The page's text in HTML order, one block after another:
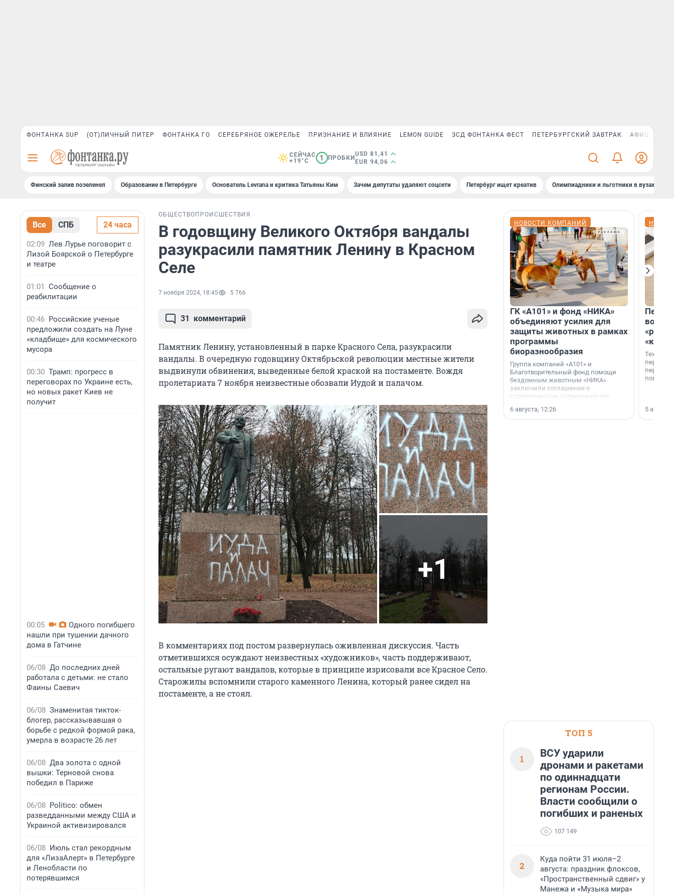
ФОНТАНКА SUP (ОТ)ЛИЧНЫЙ ПИТЕР ФОНТАНКА ГО СЕРЕБРЯНОЕ ОЖЕРЕЛЬЕ ПРИЗНАНИЕ И ВЛИЯНИЕ LEMON GUIDE ЗСД ФОНТАНКА ФЕСТ ПЕТЕРБУРГСКИЙ ЗАВТРАК АФИША PLUS
СЕЙЧАС
+19°C
1 ПРОБКИ
USD 81,41
EUR 94,06
Финский залив позеленел Образование в Петербурге Основатель Levrana и критика Татьяны Ким Зачем депутаты удаляют соцсети Петербург ищет креатив Олимпиадники и льготники в вузах СПб
Все СПБ 24 часа
02:09 Лев Лурье поговорит с
Лизой Боярской о Петербурге
и театре
01:01 Сообщение о
реабилитации
00:46 Российские ученые
предложили создать на Луне
«кладбище» для космического
мусора
00:30 Трамп: прогресс в
переговорах по Украине есть,
но новых ракет Киев не
получит
00:05
Одного погибшего
нашли при тушении дачного
дома в Гатчине
06/08 До последних дней
работала с детьми: не стало
Фаины Саевич
06/08 Знаменитая тикток-
блогер, рассказывавшая о
борьбе с редкой формой рака,
умерла в возрасте 26 лет
06/08 Два золота с одной
вышки: Терновой снова
победил в Париже
06/08 Politico: обмен
разведданными между США и
Украиной активизировался
06/08 Июль стал рекордным
для «ЛизаАлерт» в Петербурге
и Ленобласти по
потерявшимся
ОБЩЕСТВО ПРОИСШЕСТВИЯ
В годовщину Великого Октября вандалы
разукрасили памятник Ленину в Красном
Селе
7 ноября 2024, 18:45 5 766
31 комментарий
Памятник Ленину, установленный в парке Красного Села, разукрасили
вандалы. В очередную годовщину Октябрьской революции местные жители
выдвинули обвинения, выведенные белой краской на постаменте. Вождя
пролетариата 7 ноября неизвестные обозвали Иудой и палачом.
+1
В комментариях под постом развернулась оживленная дискуссия. Часть
отметившихся осуждают неизвестных «художников», часть поддерживают,
остальные ругают вандалов, которые в принципе изрисовали все Красное Село.
Старожилы вспомнили старого каменного Ленина, который ранее сидел на
постаменте, а не стоял.
НОВОСТИ КОМПАНИЙ
ГК «А101» и фонд «НИКА»
объединяют усилия для
защиты животных в рамках
программы
биоразнообразия
Группа компаний «А101» и
Благотворительный фонд помощи
бездомным животным «НИКА»
заключили соглашение о
стратегическом сотрудничестве.
6 августа, 12:26
5
ТОП 5
1
ВСУ ударили
дронами и ракетами
по одиннадцати
регионам России.
Власти сообщили о
погибших и раненых
107 149
2
Куда пойти 31 июля–2
августа: праздник флоксов,
«Пространственный сдвиг» у
Манежа и «Музыка мира»